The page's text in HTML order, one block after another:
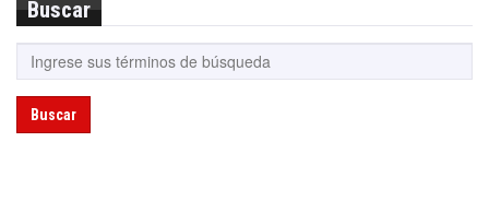
Buscar
Buscar